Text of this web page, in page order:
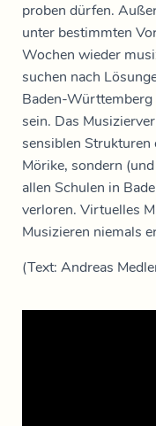
proben dürfen.
unter bestimmten
Wochen wieder
suchen nach
Baden-
sein. Das
sensiblen
Mörike, sondern
allen Schulen in
verloren. Virtuelles
Musizieren niemals
(Text: Andreas